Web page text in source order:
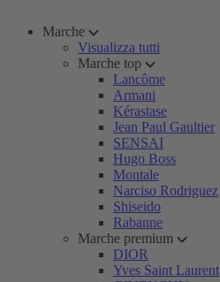
Marche
Visualizza tutti
Marche top
Lancôme
Armani
Kérastase
Jean Paul Gaultier
SENSAI
Hugo Boss
Montale
Narciso Rodriguez
Shiseido
Rabanne
Marche premium
DIOR
Yves Saint Laurent